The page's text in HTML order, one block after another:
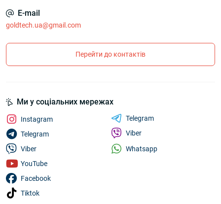
E-mail
goldtech.ua@gmail.com
Перейти до контактів
Ми у соціальних мережах
Instagram
Telegram
Viber
YouTube
Facebook
Tiktok
Telegram
Viber
Whatsapp